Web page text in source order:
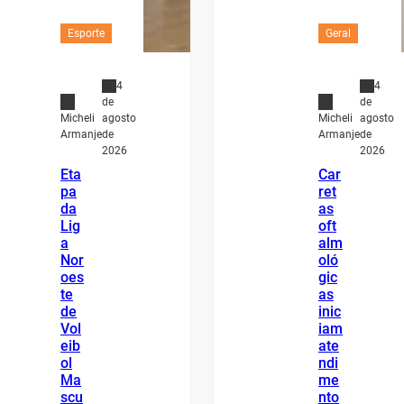
Esporte
Micheli
Armanje
4
de
agosto
de
2026
Eta
pa
da
Lig
a
Nor
oes
te
de
Vol
eib
ol
Ma
scu
Geral
Micheli
Armanje
4
de
agosto
de
2026
Car
ret
as
oft
alm
oló
gic
as
inic
iam
ate
ndi
me
nto